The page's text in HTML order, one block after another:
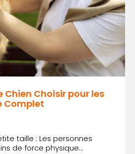
Chien Choisir pour les
Complet
taille : Les personnes
de force physique...